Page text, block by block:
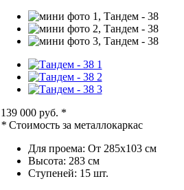
139 000 руб. *
*Стоимость за металлокаркас
Для проема: От 285х103 см
Высота: 283 см
Ступеней: 15 шт.